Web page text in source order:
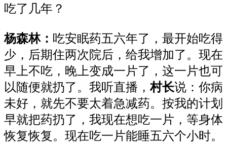
吃了几年？
杨森林： 吃安眠药五六年了，最开始吃得
少，后期住两次院后，给我增加了。现在
早上不吃，晚上变成一片了，这一片也可
以随便就扔了。我听直播，村长说：你病
未好，就先不要太着急减药。按我的计划
早就把药扔了，我现在想吃一片，等身体
恢复恢复。现在吃一片能睡五六个小时。